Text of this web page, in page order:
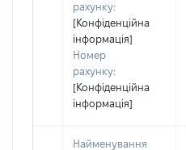
рахунку:
[Конфіденційна
інформація]
Номер
рахунку:
[Конфіденційна
інформація]
Найменування